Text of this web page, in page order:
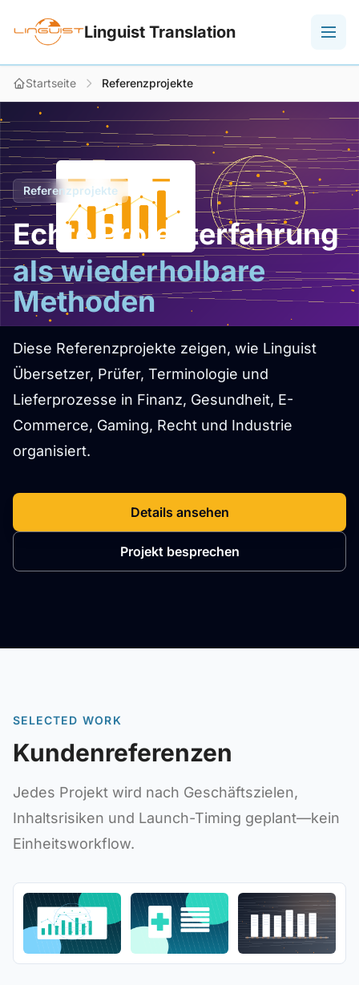
Linguist Translation
Startseite Referenzprojekte
Referenzprojekte
Echte Projekterfahrung
als wiederholbare
Methoden
Diese Referenzprojekte zeigen, wie Linguist
Übersetzer, Prüfer, Terminologie und
Lieferprozesse in Finanz, Gesundheit, E-
Commerce, Gaming, Recht und Industrie
organisiert.
Details ansehen
Projekt besprechen
SELECTED WORK
Kundenreferenzen
Jedes Projekt wird nach Geschäftszielen,
Inhaltsrisiken und Launch-Timing geplant—kein
Einheitsworkflow.